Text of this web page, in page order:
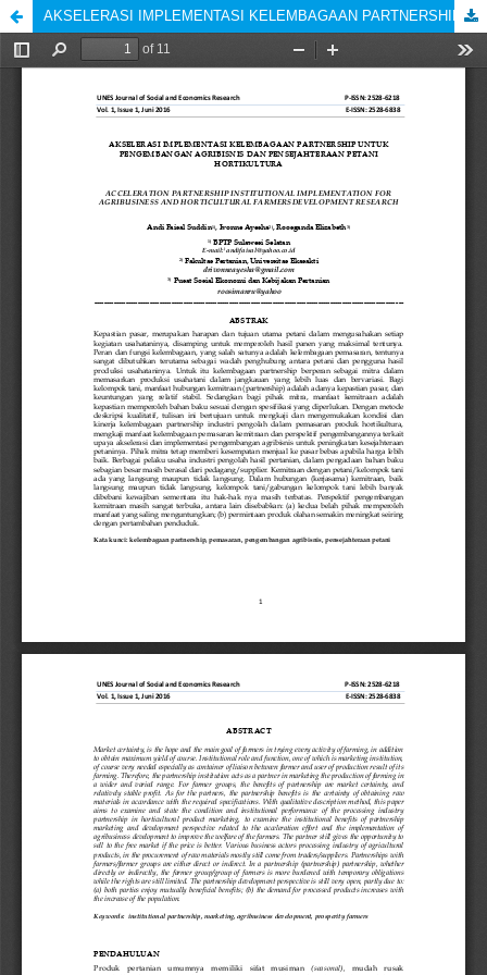
AKSELERASI IMPLEMENTASI KELEMBAGAAN PARTNERSHIP UNTUK PENGEMBANGAN AGRIBISNIS DAN PENSEJAHTERAAN PETANI HORTIKULTURA